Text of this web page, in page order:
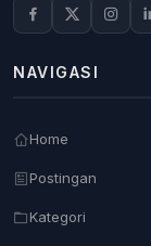
NAVIGASI
Home
Postingan
Kategori